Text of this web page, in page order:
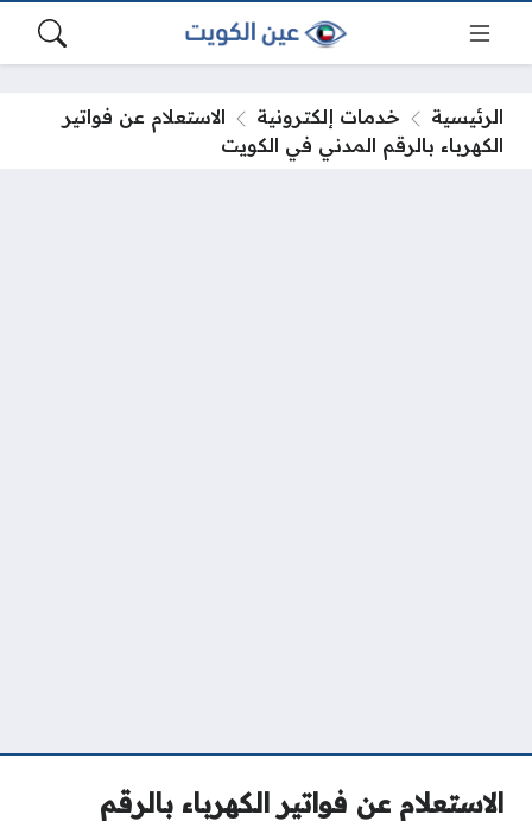
الرئيسية خدمات إلكترونية
الاستعلام عن فواتير
الكهرباء بالرقم المدني في الكويت
الاستعلام عن فواتير الكهرباء بالرقم